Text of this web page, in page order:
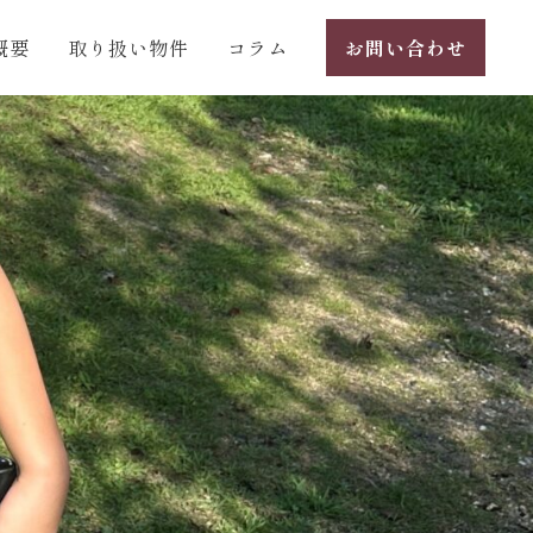
要 取り扱い物件 コラム お問い合わせ